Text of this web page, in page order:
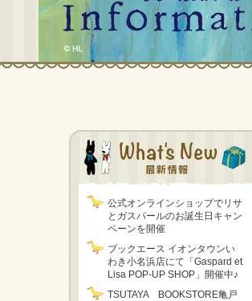
公式オンラインショップでリサ
とガスパールのお誕生日キャン
ペーンを開催
ブックエース イオンタウンい
わき小名浜店にて「Gaspard et
Lisa POP-UP SHOP」開催中♪
TSUTAYA BOOKSTORE亀戸